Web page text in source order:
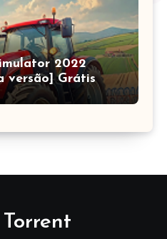
2022
versão] Grátis